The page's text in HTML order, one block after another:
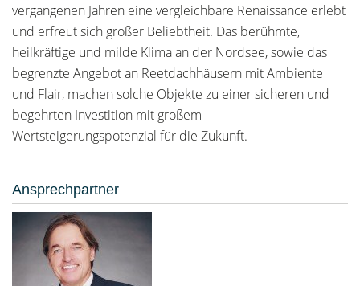
vergangenen Jahren eine vergleichbare Renaissance erlebt
und erfreut sich großer Beliebtheit. Das berühmte,
heilkräftige und milde Klima an der Nordsee, sowie das
begrenzte Angebot an Reetdachhäusern mit Ambiente
und Flair, machen solche Objekte zu einer sicheren und
begehrten Investition mit großem
Wertsteigerungspotenzial für die Zukunft.
Ansprechpartner